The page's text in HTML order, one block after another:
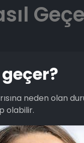
geçer?
neden olan
olabilir.